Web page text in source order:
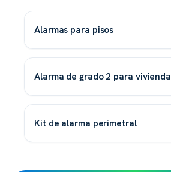
alarmas para pisos
alarma de grado 2 para vivienda
kit de alarma perimetral